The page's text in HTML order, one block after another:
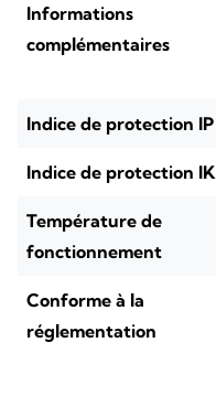
Informations
complémentaires
Indice de protection IP
Indice de protection IK
Température de
fonctionnement
Conforme à la
réglementation